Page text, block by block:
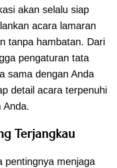
akan selalu siap
acara lamaran
tanpa hambatan. Dari
pengaturan tata
sama dengan Anda
detail acara terpenuhi
Anda.
Terjangkau
pentingnya menjaga